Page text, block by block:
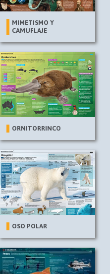
MIMETISMO Y
CAMUFLAJE
ORNITORRINCO
OSO POLAR